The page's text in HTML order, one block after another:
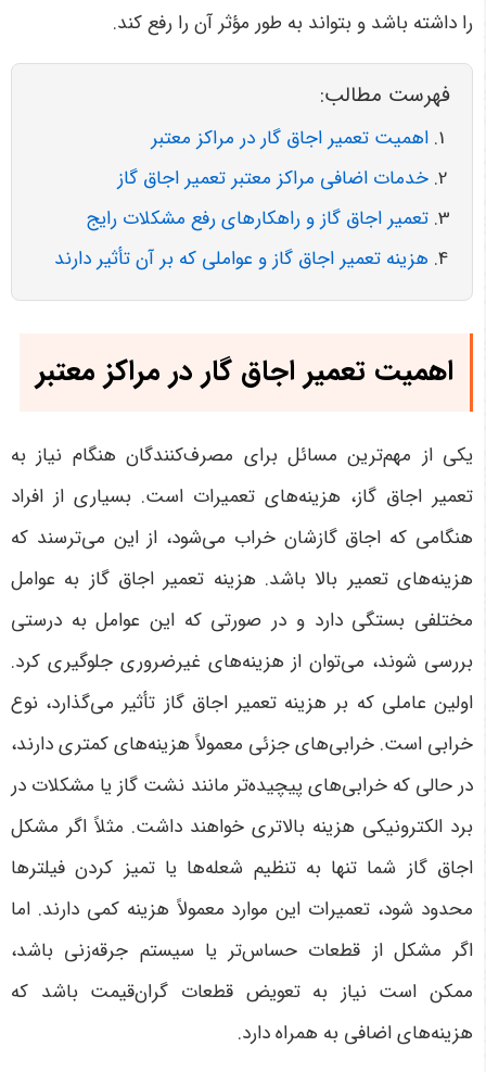
را داشته باشد و بتواند به طور مؤثر آن را رفع کند.
فهرست مطالب:
اهمیت تعمیر اجاق گار در مراکز معتبر
خدمات اضافی مراکز معتبر تعمیر اجاق گاز
تعمیر اجاق گاز و راهکارهای رفع مشکلات رایج
هزینه تعمیر اجاق گاز و عواملی که بر آن تأثیر دارند
اهمیت تعمیر اجاق گار در مراکز معتبر
یکی از مهم‌ترین مسائل برای مصرف‌کنندگان هنگام نیاز به
تعمیر اجاق گاز، هزینه‌های تعمیرات است. بسیاری از افراد
هنگامی که اجاق گازشان خراب می‌شود، از این می‌ترسند که
هزینه‌های تعمیر بالا باشد. هزینه تعمیر اجاق گاز به عوامل
مختلفی بستگی دارد و در صورتی که این عوامل به درستی
بررسی شوند، می‌توان از هزینه‌های غیرضروری جلوگیری کرد.
اولین عاملی که بر هزینه تعمیر اجاق گاز تأثیر می‌گذارد، نوع
خرابی است. خرابی‌های جزئی معمولاً هزینه‌های کمتری دارند،
در حالی که خرابی‌های پیچیده‌تر مانند نشت گاز یا مشکلات در
برد الکترونیکی هزینه بالاتری خواهند داشت. مثلاً اگر مشکل
اجاق گاز شما تنها به تنظیم شعله‌ها یا تمیز کردن فیلترها
محدود شود، تعمیرات این موارد معمولاً هزینه کمی دارند. اما
اگر مشکل از قطعات حساس‌تر یا سیستم جرقه‌زنی باشد،
ممکن است نیاز به تعویض قطعات گران‌قیمت باشد که
هزینه‌های اضافی به همراه دارد.